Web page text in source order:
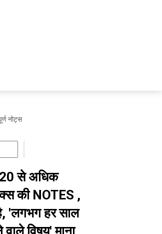
नोट्स
से अधिक
की NOTES ,
'लगभग हर साल
विषय' माना